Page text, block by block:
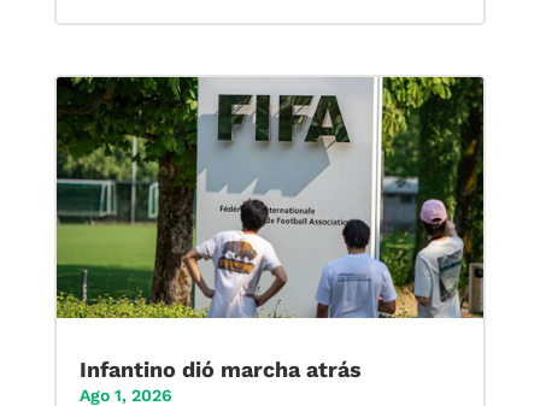
Infantino dió marcha atrás
Ago 1, 2026